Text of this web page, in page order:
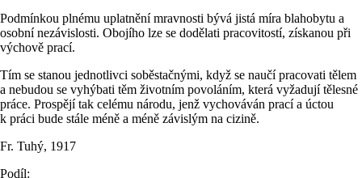
Podmínkou plnému uplatnění mravnosti bývá jistá míra blahobytu a
osobní nezávislosti. Obojího lze se dodělati pracovitostí, získanou při
výchově prací.
Tím se stanou jednotlivci soběstačnými, když se naučí pracovati tělem
a nebudou se vyhýbati těm životním povoláním, která vyžadují tělesné
práce. Prospějí tak celému národu, jenž vychováván prací a úctou
k práci bude stále méně a méně závislým na cizině.
Fr. Tuhý, 1917
Podíl: